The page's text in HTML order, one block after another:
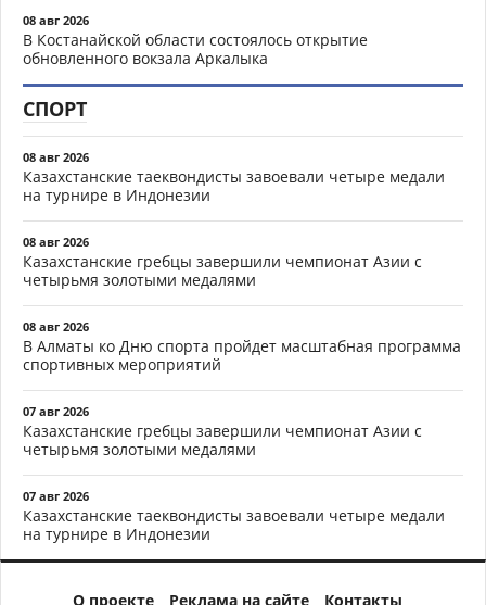
08 авг 2026
В Костанайской области состоялось открытие
обновленного вокзала Аркалыка
СПОРТ
08 авг 2026
Казахстанские таеквондисты завоевали четыре медали
на турнире в Индонезии
08 авг 2026
Казахстанские гребцы завершили чемпионат Азии с
четырьмя золотыми медалями
08 авг 2026
В Алматы ко Дню спорта пройдет масштабная программа
спортивных мероприятий
07 авг 2026
Казахстанские гребцы завершили чемпионат Азии с
четырьмя золотыми медалями
07 авг 2026
Казахстанские таеквондисты завоевали четыре медали
на турнире в Индонезии
О проекте Реклама на сайте Контакты